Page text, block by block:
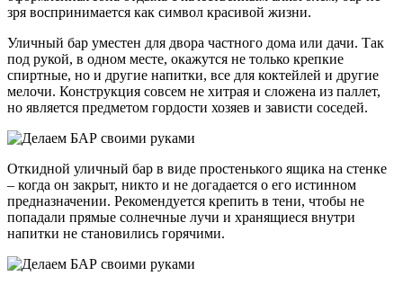
зря воспринимается как символ красивой жизни.
Уличный бар уместен для двора частного дома или дачи. Так
под рукой, в одном месте, окажутся не только крепкие
спиртные, но и другие напитки, все для коктейлей и другие
мелочи. Конструкция совсем не хитрая и сложена из паллет,
но является предметом гордости хозяев и зависти соседей.
Откидной уличный бар в виде простенького ящика на стенке
– когда он закрыт, никто и не догадается о его истинном
предназначении. Рекомендуется крепить в тени, чтобы не
попадали прямые солнечные лучи и хранящиеся внутри
напитки не становились горячими.